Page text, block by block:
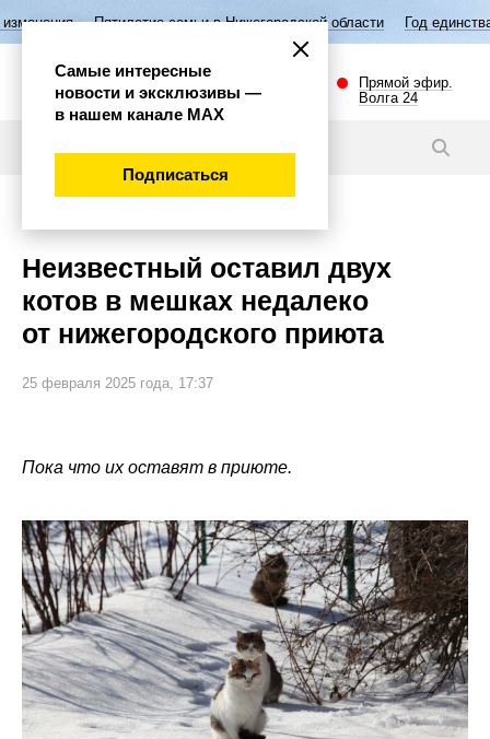
семьи в Нижегородской области Год единства народов
Прямой эфир.
Волга 24
Неизвестный оставил двух
котов в мешках недалеко
от нижегородского приюта
25 февраля 2025 года, 17:37
Пока что их оставят в приюте.
Самые интересные
новости и эксклюзивы —
в нашем канале МАХ
Подписаться